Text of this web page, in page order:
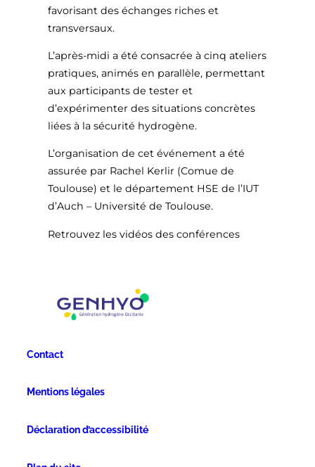
favorisant des échanges riches et
transversaux.
L’après-midi a été consacrée à cinq ateliers
pratiques, animés en parallèle, permettant
aux participants de tester et
d’expérimenter des situations concrètes
liées à la sécurité hydrogène.
L’organisation de cet événement a été
assurée par Rachel Kerlir (Comue de
Toulouse) et le département HSE de l’IUT
d’Auch – Université de Toulouse.
Retrouvez les vidéos des conférences
Contact
Mentions légales
Déclaration d’accessibilité